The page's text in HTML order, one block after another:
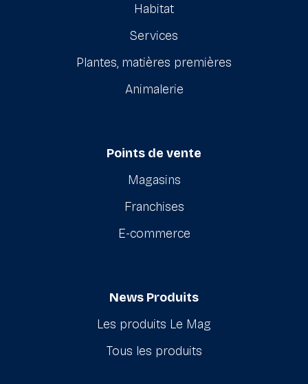
Habitat
Services
Plantes, matières premières
Animalerie
Points de vente
Magasins
Franchises
E-commerce
News Produits
Les produits Le Mag
Tous les produits